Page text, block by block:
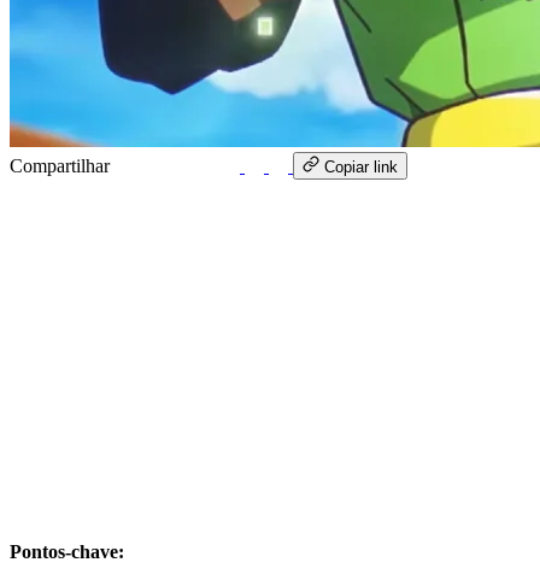
Compartilhar Copiar link
Pontos-chave: